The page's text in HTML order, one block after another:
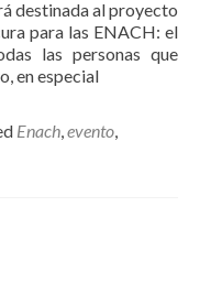
destinada al proyecto
para las ENACH: el
las personas que
en especial
Enach,evento,